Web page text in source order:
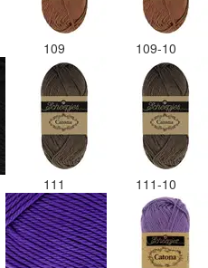
109 109-10
111 111-10